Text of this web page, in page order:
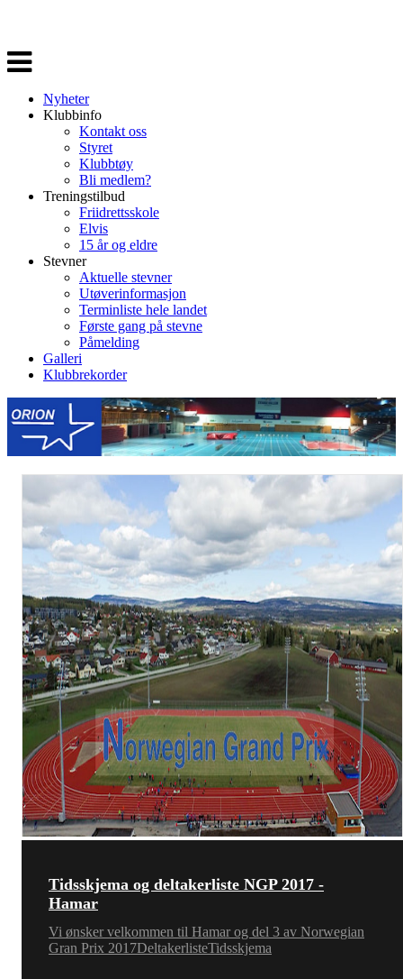
Veksle
navigasjon
Nyheter
Klubbinfo
Kontakt oss
Styret
Klubbtøy
Bli medlem?
Treningstilbud
Friidrettsskole
Elvis
15 år og eldre
Stevner
Aktuelle stevner
Utøverinformasjon
Terminliste hele landet
Første gang på stevne
Påmelding
Galleri
Klubbrekorder
Tidsskjema og deltakerliste NGP 2017 -
Hamar
Vi ønsker velkommen til Hamar og del 3 av Norwegian
Gran Prix 2017DeltakerlisteTidsskjema